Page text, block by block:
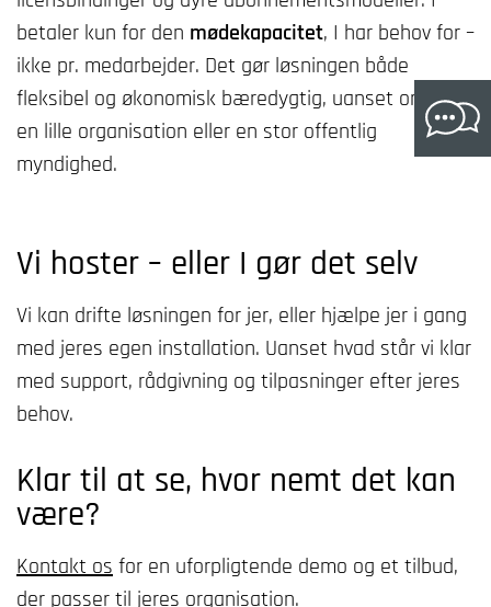
betaler kun for den mødekapacitet, I har behov for –
ikke pr. medarbejder. Det gør løsningen både
fleksibel og økonomisk bæredygtig, uanset om I er
en lille organisation eller en stor offentlig
myndighed.
Vi hoster – eller I gør det selv
Vi kan drifte løsningen for jer, eller hjælpe jer i gang
med jeres egen installation. Uanset hvad står vi klar
med support, rådgivning og tilpasninger efter jeres
behov.
Klar til at se, hvor nemt det kan
være?
Kontakt osfor en uforpligtende demo og et tilbud,
der passer til jeres organisation.